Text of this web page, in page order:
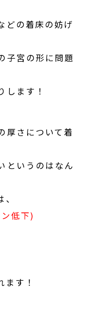
どの着床の妨げ
子宮の形に問題
します！
厚さについて着
というのはなん
低下)
す！